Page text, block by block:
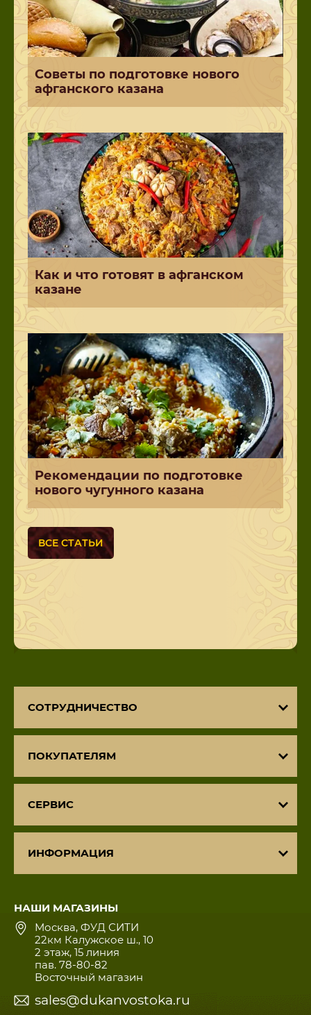
Советы по подготовке нового
афганского казана
Как и что готовят в афганском
казане
Рекомендации по подготовке
нового чугунного казана
ВСЕ СТАТЬИ
СОТРУДНИЧЕСТВО
ПОКУПАТЕЛЯМ
СЕРВИС
ИНФОРМАЦИЯ
НАШИ МАГАЗИНЫ
Москва, ФУД СИТИ
22км Калужское ш., 10
2 этаж, 15 линия
пав. 78-80-82
Восточный магазин
sales@dukanvostoka.ru